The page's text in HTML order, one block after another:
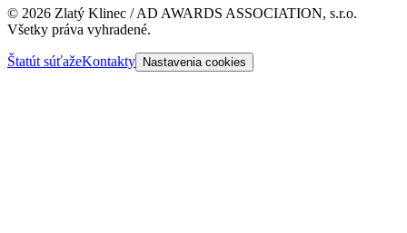
© 2026 Zlatý Klinec / AD AWARDS ASSOCIATION, s.r.o.
Všetky práva vyhradené.
Štatút súťažeKontakty Nastavenia cookies